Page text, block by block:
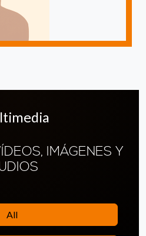
IMÁGENES Y
All